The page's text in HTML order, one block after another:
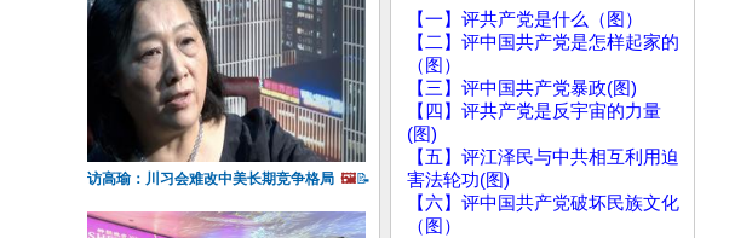
访高瑜：川习会难改中美长期竞争格局 🖼️📝
【一】评共产党是什么（图）
【二】评中国共产党是怎样起家的
（图）
【三】评中国共产党暴政(图)
【四】评共产党是反宇宙的力量
(图)
【五】评江泽民与中共相互利用迫
害法轮功(图)
【六】评中国共产党破坏民族文化
（图）